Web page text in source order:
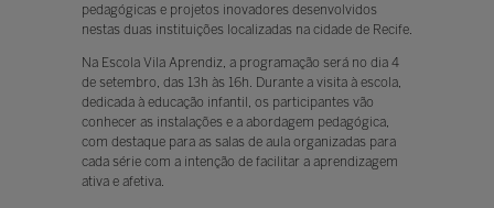
pedagógicas e projetos inovadores desenvolvidos
nestas duas instituições localizadas na cidade de Recife.
Na Escola Vila Aprendiz, a programação será no dia 4
de setembro, das 13h às 16h. Durante a visita à escola,
dedicada à educação infantil, os participantes vão
conhecer as instalações e a abordagem pedagógica,
com destaque para as salas de aula organizadas para
cada série com a intenção de facilitar a aprendizagem
ativa e afetiva.